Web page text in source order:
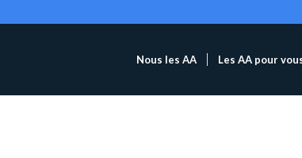
Nous les AA Les AA pour